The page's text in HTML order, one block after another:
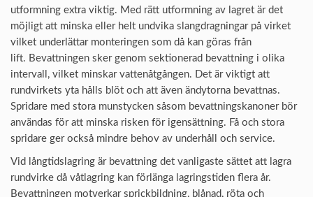
utformning extra viktig. Med rätt utformning av lagret är det
möjligt att minska eller helt undvika slangdragningar på virket
vilket underlättar monteringen som då kan göras från
lift. Bevattningen sker genom sektionerad bevattning i olika
intervall, vilket minskar vattenåtgången. Det är viktigt att
rundvirkets yta hålls blöt och att även ändytorna bevattnas.
Spridare med stora munstycken såsom bevattningskanoner bör
användas för att minska risken för igensättning. Få och stora
spridare ger också mindre behov av underhåll och service.
Vid långtidslagring är bevattning det vanligaste sättet att lagra
rundvirke då våtlagring kan förlänga lagringstiden flera år.
Bevattningen motverkar sprickbildning, blånad, röta och